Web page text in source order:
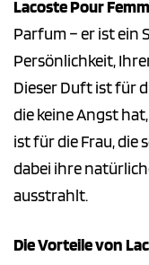
Lacoste Pour
Parfum – er ist ein
Persönlichkeit,
Dieser Duft ist für
die keine Angst
ist für die Frau, die
dabei ihre
ausstrahlt.
Die Vorteile von